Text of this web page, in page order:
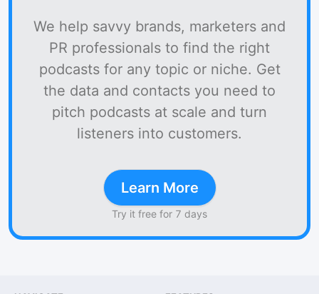
We help savvy brands, marketers and
PR professionals to find the right
podcasts for any topic or niche. Get
the data and contacts you need to
pitch podcasts at scale and turn
listeners into customers.
Learn More
Try it free for 7 days